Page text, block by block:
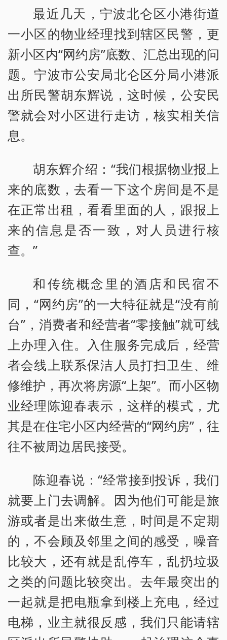
最近几天，宁波北仑区小港街道
一小区的物业经理找到辖区民警，更
新小区内“网约房”底数、汇总出现的问
题。宁波市公安局北仑区分局小港派
出所民警胡东辉说，这时候，公安民
警就会对小区进行走访，核实相关信
息。
胡东辉介绍：“我们根据物业报上
来的底数，去看一下这个房间是不是
在正常出租，看看里面的人，跟报上
来的信息是否一致，对人员进行核
查。”
和传统概念里的酒店和民宿不
同，“网约房”的一大特征就是“没有前
台”，消费者和经营者“零接触”就可线
上办理入住。入住服务完成后，经营
者会线上联系保洁人员打扫卫生、维
修维护，再次将房源“上架”。而小区物
业经理陈迎春表示，这样的模式，尤
其是在住宅小区内经营的“网约房”，往
往不被周边居民接受。
陈迎春说：“经常接到投诉，我们
就要上门去调解。因为他们可能是旅
游或者是出来做生意，时间是不定期
的，不会顾及邻里之间的感受，噪音
比较大，还有就是乱停车，乱扔垃圾
之类的问题比较突出。去年最突出的
一起就是把电瓶拿到楼上充电，经过
电梯，业主就很反感，我们只能请辖